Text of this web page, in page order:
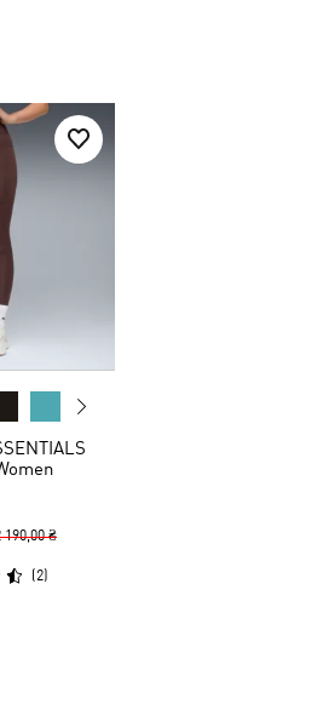
190,00 ₴
(2)